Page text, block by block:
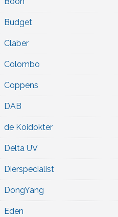
Budget
Claber
Colombo
Coppens
DAB
de Koidokter
Delta UV
Dierspecialist
DongYang
Eden